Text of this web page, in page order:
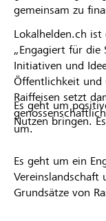
gemeinsam zu
Lokalhelden.ch ist
„Engagiert für die
Initiativen und
Öffentlichkeit und
Raiffeisen setzt
um.
Es geht um
Nutzen bringen.
Es geht um ein
Vereinslandschaft
Grundsätze von